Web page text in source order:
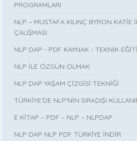
PROGRAMLARI
NLP – MUSTAFA KILINÇ BYRON KATİE
ÇALIŞMASI
NLP DAP - PDF KAYNAK - TEKNİK
NLP İLE ÖZGÜN OLMAK
NLP DAP YAŞAM ÇİZGİSİ TEKNİĞİ
TÜRKİYE'DE NLP'NİN SIRADIŞI
E KİTAP – PDF – NLP – NLPDAP
NLP DAP NLP PDF TÜRKİYE İNDİR